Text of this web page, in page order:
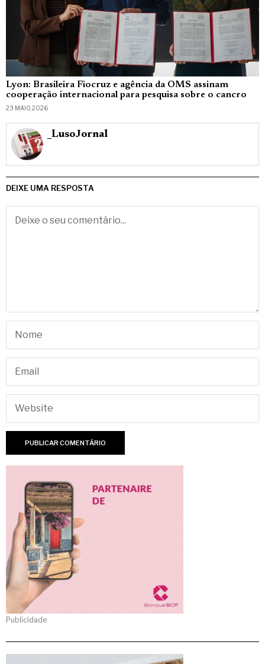
Lyon: Brasileira Fiocruz e agência da OMS assinam
cooperação internacional para pesquisa sobre o cancro
23 MAIO, 2026
_LusoJornal
DEIXE UMA RESPOSTA
Publicidade